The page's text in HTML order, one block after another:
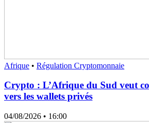
Afrique • Régulation Cryptomonnaie
Crypto : L’Afrique du Sud veut
vers les wallets privés
04/08/2026 • 16:00